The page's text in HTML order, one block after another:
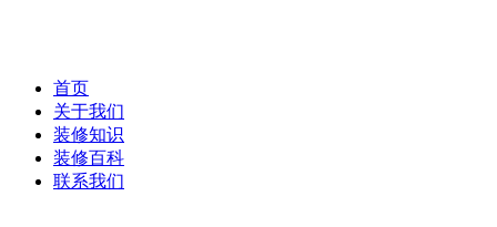
首页
关于我们
装修知识
装修百科
联系我们